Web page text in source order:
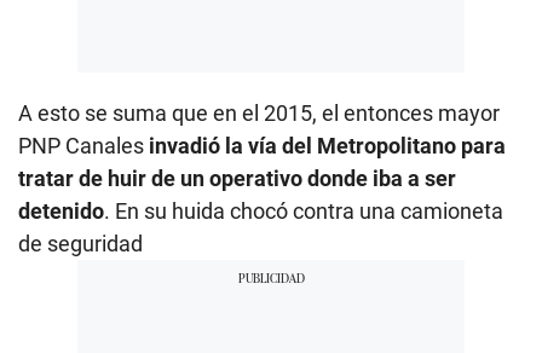
A esto se suma que en el 2015, el entonces mayor
PNP Canales invadió la vía del Metropolitano para
tratar de huir de un operativo donde iba a ser
detenido. En su huida chocó contra una camioneta
de seguridad